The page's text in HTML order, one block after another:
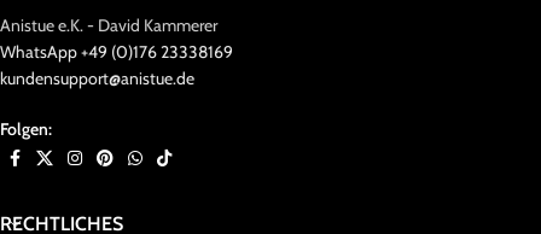
Anistue e.K. - David Kammerer
WhatsApp +49 (0)176 23338169
kundensupport@anistue.de
Folgen:
RECHTLICHES